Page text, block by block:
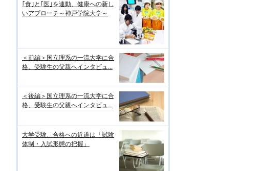
｢食｣と｢医｣を連動、健康への新し
いアプローチ～神戸学院大学～
＜前編＞国立理系の一流大学に合
格、受験生の父親へインタビュ...
＜後編＞国立理系の一流大学に合
格、受験生の父親へインタビュ...
大学受験、合格への近道は「試験
体制・入試形態の把握」